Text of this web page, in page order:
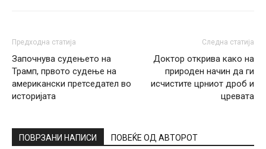
Предходна статија
Започнува судењето на
Трамп, првото судење на
американски претседател во
историјата
Следна статија
Доктор открива како на
природен начин да ги
исчистите црниот дроб и
цревата
ПОВРЗАНИ НАПИСИ ПОВЕЌЕ ОД АВТОРОТ